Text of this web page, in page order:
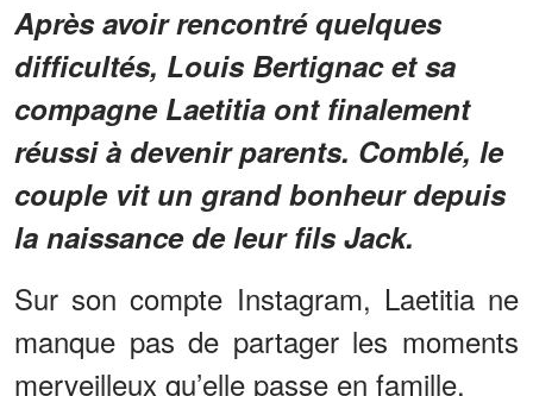
Après avoir rencontré quelques
difficultés, Louis Bertignac et sa
compagne Laetitia ont finalement
réussi à devenir parents. Comblé, le
couple vit un grand bonheur depuis
la naissance de leur fils Jack.
Sur son compte Instagram, Laetitia ne
manque pas de partager les moments
merveilleux qu’elle passe en famille.